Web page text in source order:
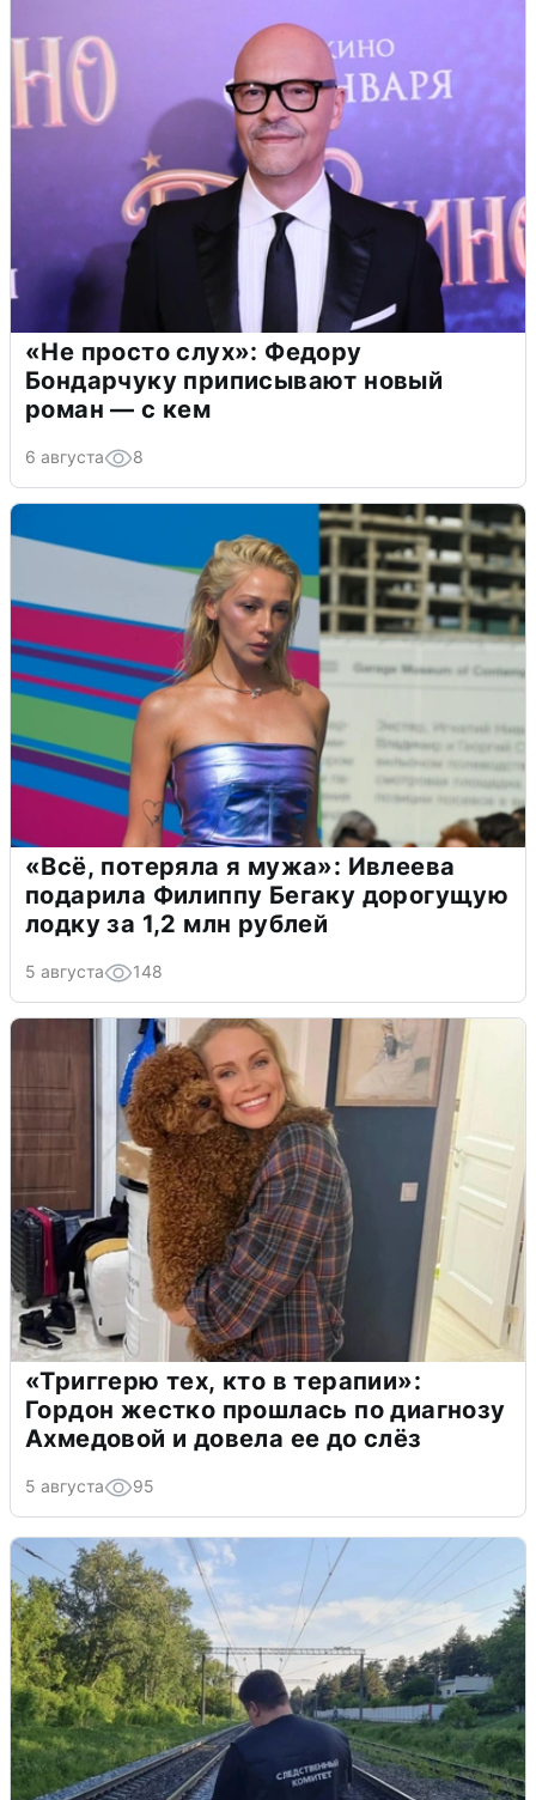
«Не просто слух»: Федору
Бондарчуку приписывают новый
роман — с кем
6 августа 8
«Всё, потеряла я мужа»: Ивлеева
подарила Филиппу Бегаку дорогущую
лодку за 1,2 млн рублей
5 августа 148
«Триггерю тех, кто в терапии»:
Гордон жестко прошлась по диагнозу
Ахмедовой и довела ее до слёз
5 августа 95